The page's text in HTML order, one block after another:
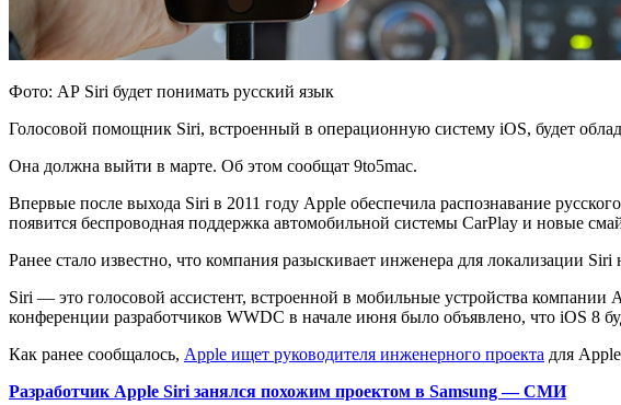
Фото: АР Siri будет понимать русский язык
Голосовой помощник Siri, встроенный в операционную систему iOS, будет
Она должна выйти в марте. Об этом сообщат 9to5mac.
Впервые после выхода Siri в 2011 году Apple обеспечила распознавание
появится беспроводная поддержка автомобильной системы CarPlay и новые
Ранее стало известно, что компания разыскивает инженера для локализации Siri
Siri — это голосовой ассистент, встроенной в мобильные устройства
конференции разработчиков WWDC в начале июня было объявлено, что iOS 8
Как ранее сообщалось, Apple ищет руководителя инженерного проекта для
Разработчик Apple Siri занялся похожим проектом в Samsung — СМИ